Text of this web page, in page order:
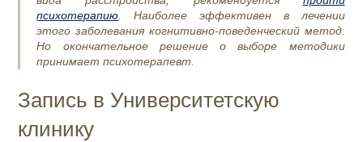
психотерапию . Наиболее эффективен в лечении
этого заболевания когнитивно-поведенческий метод.
Но окончательное решение о выборе методики
принимает психотерапевт.
Запись в Университетскую
клинику